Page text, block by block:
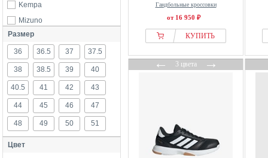
Kempa
Mizuno
Next
Nike
Puma
Reebok
Размер
36 36.5 37 37.5
38 38.5 39 40
40.5 41 42 43
44 45 46 47
48 49 50 51
Цвет
Гандбольные кроссовки
от 16 950 ₽
КУПИТЬ
←3 цвета→